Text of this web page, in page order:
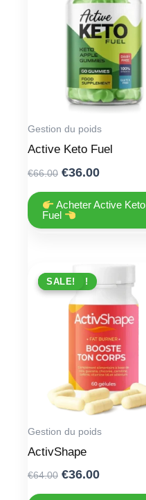
Gestion du poids
Active Keto Fuel
€66.00 Original
was:
€66.00.
€36.00Current
is:
Acheter Active Keto
Fuel
PROMO !
SALE!
Gestion du poids
ActivShape
€64.00 Original
€36.00Current